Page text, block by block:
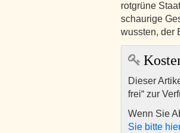
rotgrüne
schaurige
wussten, der
Dieser
frei“ zur
Wenn Sie
Sie bitte